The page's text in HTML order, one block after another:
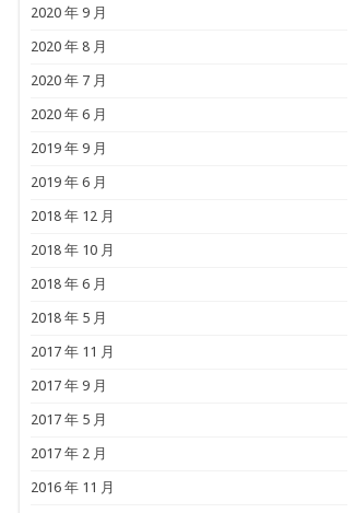
2020 年 9 月
2020 年 8 月
2020 年 7 月
2020 年 6 月
2019 年 9 月
2019 年 6 月
2018 年 12 月
2018 年 10 月
2018 年 6 月
2018 年 5 月
2017 年 11 月
2017 年 9 月
2017 年 5 月
2017 年 2 月
2016 年 11 月